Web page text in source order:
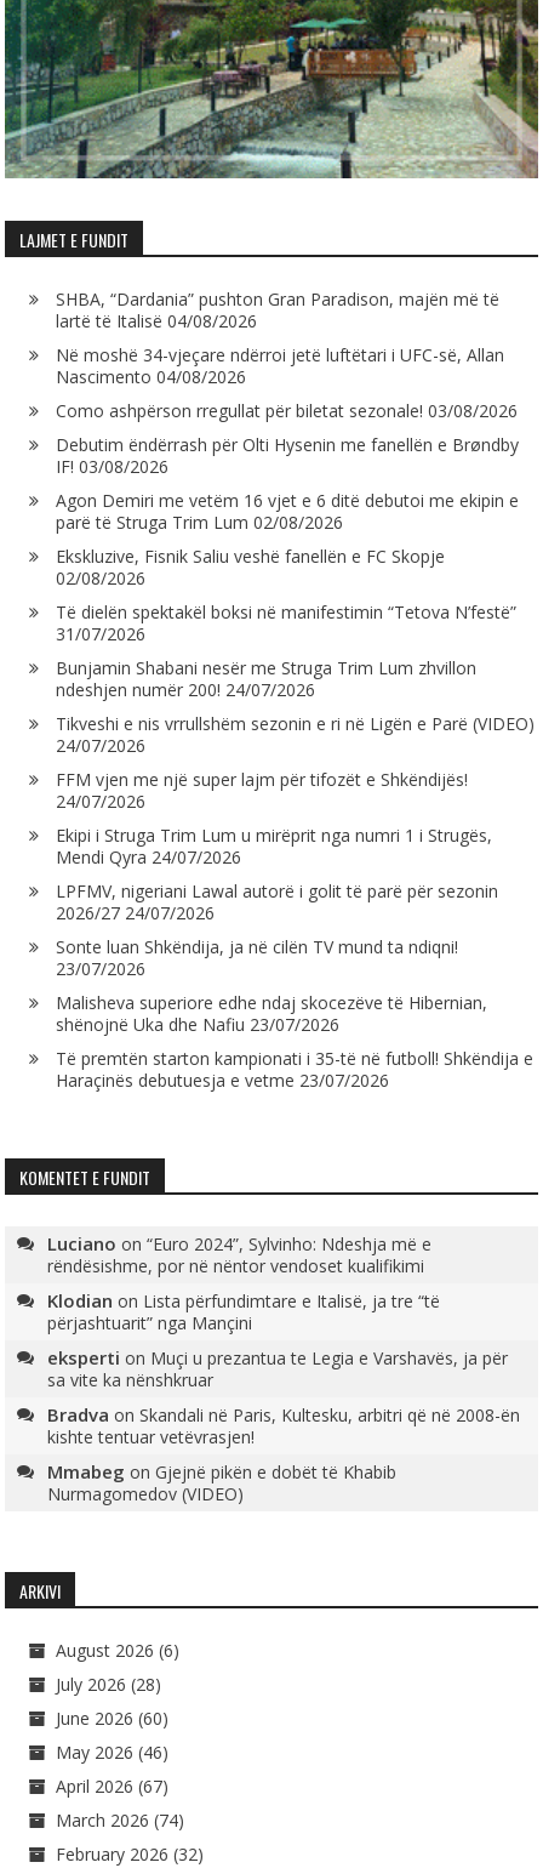
LAJMET E FUNDIT
SHBA, “Dardania” pushton Gran Paradison, majën më të
lartë të Italisë 04/08/2026
Në moshë 34-vjeçare ndërroi jetë luftëtari i UFC-së, Allan
Nascimento 04/08/2026
Como ashpërson rregullat për biletat sezonale! 03/08/2026
Debutim ëndërrash për Olti Hysenin me fanellën e Brøndby
IF! 03/08/2026
Agon Demiri me vetëm 16 vjet e 6 ditë debutoi me ekipin e
parë të Struga Trim Lum 02/08/2026
Ekskluzive, Fisnik Saliu veshë fanellën e FC Skopje
02/08/2026
Të dielën spektakël boksi në manifestimin “Tetova N’festë”
31/07/2026
Bunjamin Shabani nesër me Struga Trim Lum zhvillon
ndeshjen numër 200! 24/07/2026
Tikveshi e nis vrrullshëm sezonin e ri në Ligën e Parë (VIDEO)
24/07/2026
FFM vjen me një super lajm për tifozët e Shkëndijës!
24/07/2026
Ekipi i Struga Trim Lum u mirëprit nga numri 1 i Strugës,
Mendi Qyra 24/07/2026
LPFMV, nigeriani Lawal autorë i golit të parë për sezonin
2026/27 24/07/2026
Sonte luan Shkëndija, ja në cilën TV mund ta ndiqni!
23/07/2026
Malisheva superiore edhe ndaj skocezëve të Hibernian,
shënojnë Uka dhe Nafiu 23/07/2026
Të premtën starton kampionati i 35-të në futboll! Shkëndija e
Haraçinës debutuesja e vetme 23/07/2026
KOMENTET E FUNDIT
Luciano on“Euro 2024”, Sylvinho: Ndeshja më e
rëndësishme, por në nëntor vendoset kualifikimi
Klodian on Lista përfundimtare e Italisë, ja tre “të
përjashtuarit” nga Mançini
eksperti on Muçi u prezantua te Legia e Varshavës, ja për
sa vite ka nënshkruar
Bradva onSkandali në Paris, Kultesku, arbitri që në 2008-ën
kishte tentuar vetëvrasjen!
Mmabeg onGjejnë pikën e dobët të Khabib
Nurmagomedov (VIDEO)
ARKIVI
August 2026 (6)
July 2026 (28)
June 2026 (60)
May 2026 (46)
April 2026 (67)
March 2026 (74)
February 2026 (32)